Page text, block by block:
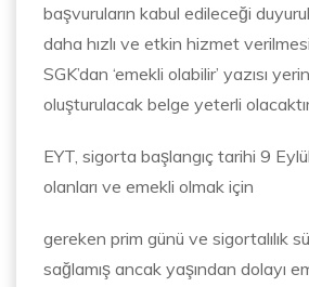
başvuruların kabul edileceği
daha hızlı ve etkin hizmet
SGK’dan ‘emekli olabilir’ yazısı
oluşturulacak belge yeterli
EYT, sigorta başlangıç tarihi 9
olanları ve emekli olmak için
gereken prim günü ve sigortalılık
sağlamış ancak yaşından dolayı